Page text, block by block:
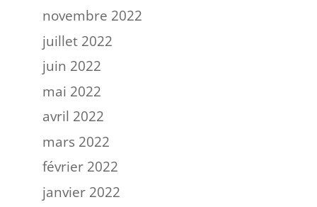
novembre 2022
juillet 2022
juin 2022
mai 2022
avril 2022
mars 2022
février 2022
janvier 2022